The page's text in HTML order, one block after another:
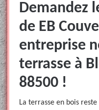
Demandez
de EB
entreprise
terrasse à
88500 !
La terrasse en bois